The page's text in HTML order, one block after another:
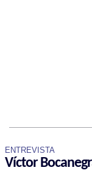
ENTREVISTA
Víctor